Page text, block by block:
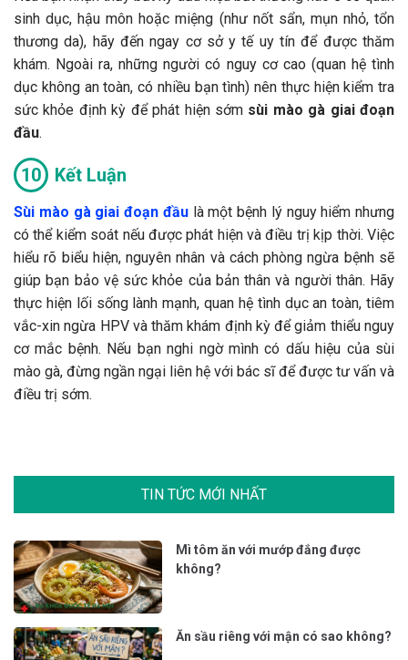
sinh dục, hậu môn hoặc miệng (như nốt sẩn, mụn nhỏ, tổn
thương da), hãy đến ngay cơ sở y tế uy tín để được thăm
khám. Ngoài ra, những người có nguy cơ cao (quan hệ tình
dục không an toàn, có nhiều bạn tình) nên thực hiện kiểm tra
sức khỏe định kỳ để phát hiện sớm sùi mào gà giai đoạn
đầu.
Kết Luận
Sùi mào gà giai đoạn đầulà một bệnh lý nguy hiểm nhưng
có thể kiểm soát nếu được phát hiện và điều trị kịp thời. Việc
hiểu rõ biểu hiện, nguyên nhân và cách phòng ngừa bệnh sẽ
giúp bạn bảo vệ sức khỏe của bản thân và người thân. Hãy
thực hiện lối sống lành mạnh, quan hệ tình dục an toàn, tiêm
vắc-xin ngừa HPV và thăm khám định kỳ để giảm thiểu nguy
cơ mắc bệnh. Nếu bạn nghi ngờ mình có dấu hiệu của sùi
mào gà, đừng ngần ngại liên hệ với bác sĩ để được tư vấn và
điều trị sớm.
TIN TỨC MỚI NHẤT
Mì tôm ăn với mướp đắng được
không?
Ăn sầu riêng với mận có sao không?